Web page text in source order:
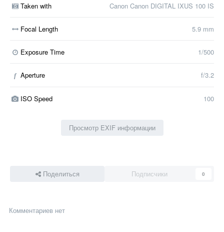
Taken with Canon Canon DIGITAL IXUS 100 IS
Focal Length 5.9 mm
Exposure Time 1/500
f Aperture f/3.2
ISO Speed 100
Просмотр EXIF информации
Поделиться Подписчики 0
Комментариев нет